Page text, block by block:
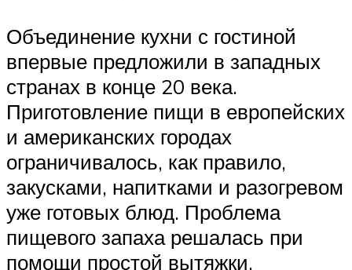
Объединение кухни с гостиной
впервые предложили в западных
странах в конце 20 века.
Приготовление пищи в европейских
и американских городах
ограничивалось, как правило,
закусками, напитками и разогревом
уже готовых блюд. Проблема
пищевого запаха решалась при
помощи простой вытяжки.